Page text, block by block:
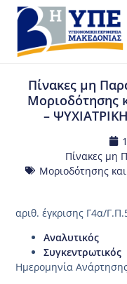
Πίνακες μη
Μοριοδότησης
–
Πίνακες μη
Μοριοδότησης
αριθ. έγκρισης Γ4α/
Αναλυτικός
Συγκεντρωτικός
Ημερομηνία